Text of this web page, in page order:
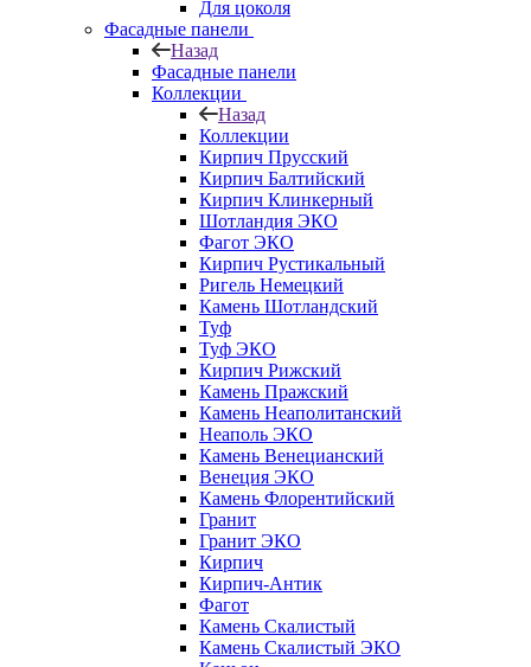
Для цоколя
Фасадные панели
Назад
Фасадные панели
Коллекции
Назад
Коллекции
Кирпич Прусский
Кирпич Балтийский
Кирпич Клинкерный
Шотландия ЭКО
Фагот ЭКО
Кирпич Рустикальный
Ригель Немецкий
Камень Шотландский
Туф
Туф ЭКО
Кирпич Рижский
Камень Пражский
Камень Неаполитанский
Неаполь ЭКО
Камень Венецианский
Венеция ЭКО
Камень Флорентийский
Гранит
Гранит ЭКО
Кирпич
Кирпич-Антик
Фагот
Камень Скалистый
Камень Скалистый ЭКО